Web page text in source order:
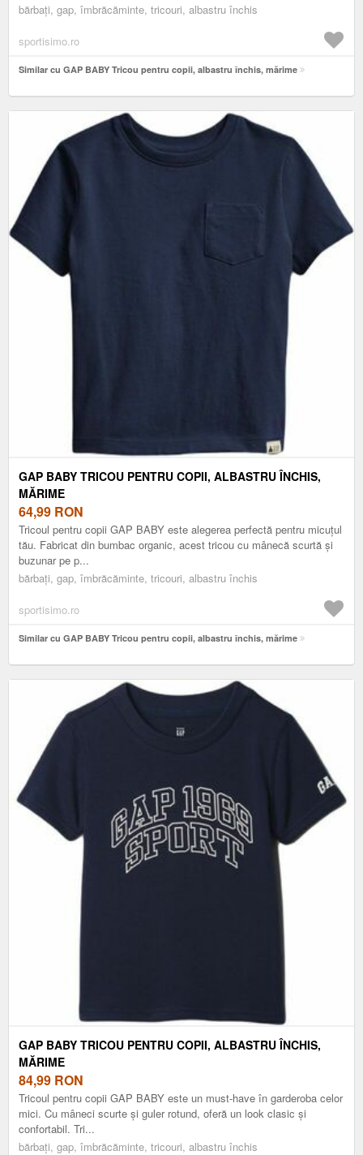
bărbați, gap, îmbrăcăminte, tricouri, albastru închis
sportisimo.ro
Similar cu GAP BABY Tricou pentru copii, albastru închis, mărime
GAP BABY TRICOU PENTRU COPII, ALBASTRU ÎNCHIS,
MĂRIME
64,99 RON
Tricoul pentru copii GAP BABY este alegerea perfectă pentru micuțul
tău. Fabricat din bumbac organic, acest tricou cu mânecă scurtă și
buzunar pe p...
bărbați, gap, îmbrăcăminte, tricouri, albastru închis
sportisimo.ro
Similar cu GAP BABY Tricou pentru copii, albastru închis, mărime
GAP BABY TRICOU PENTRU COPII, ALBASTRU ÎNCHIS,
MĂRIME
84,99 RON
Tricoul pentru copii GAP BABY este un must-have în garderoba celor
mici. Cu mâneci scurte și guler rotund, oferă un look clasic și
confortabil. Tri...
bărbați, gap, îmbrăcăminte, tricouri, albastru închis